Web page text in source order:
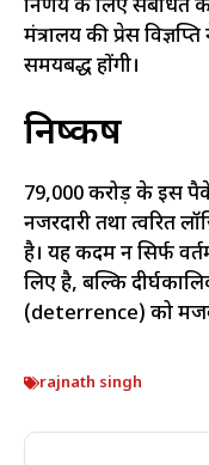
निर्णय के लिए संबंधित
मंत्रालय की प्रेस
समयबद्ध होंगी।
निष्कर्ष
₹79,000 करोड़ के इस
नजरदारी तथा त्वरित
है। यह कदम न सिर्फ
लिए है, बल्कि
(deterrence) को
rajnath singh